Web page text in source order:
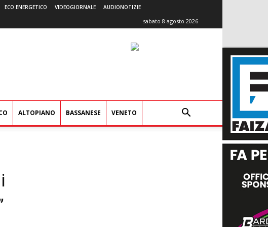
ECO ENERGETICO VIDEOGIORNALE AUDIONOTIZIE
sabato 8 agosto 2026
ALTOPIANO BASSANESE VENETO